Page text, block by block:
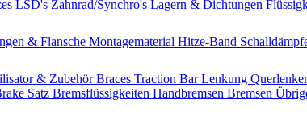
LSD's Zahnrad/Synchro's Lagern & Dichtungen
& Flansche Montagematerial Hitze-Band
& ZubehörBraces Traction BarLenkung
Satz Bremsflüssigkeiten Handbremsen Bremsen